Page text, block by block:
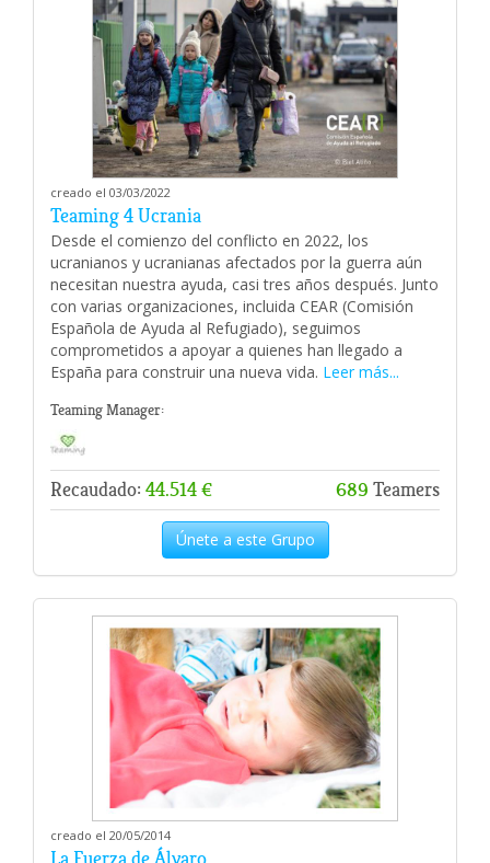
creado el 03/03/2022
Teaming 4 Ucrania
Desde el comienzo del conflicto en 2022, los
ucranianos y ucranianas afectados por la guerra aún
necesitan nuestra ayuda, casi tres años después. Junto
con varias organizaciones, incluida CEAR (Comisión
Española de Ayuda al Refugiado), seguimos
comprometidos a apoyar a quienes han llegado a
España para construir una nueva vida. Leer más...
Teaming Manager:
Recaudado: 44.514 € 689 Teamers
Únete a este Grupo
creado el 20/05/2014
La Fuerza de Álvaro